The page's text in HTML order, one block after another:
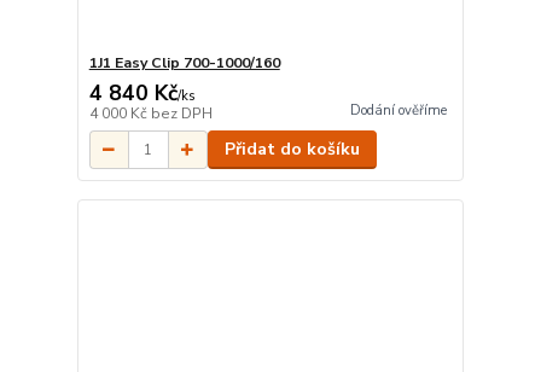
1J1 Easy Clip 700-1000/160
4 840 Kč/ks
4 000 Kč bez DPH Dodání ověříme
Přidat do košíku